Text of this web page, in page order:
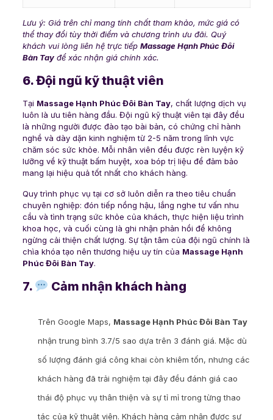
Lưu ý: Giá trên chỉ mang tính chất tham khảo, mức giá có
thể thay đổi tùy thời điểm và chương trình ưu đãi. Quý
khách vui lòng liên hệ trực tiếp Massage Hạnh Phúc Đôi
Bàn Tayđể xác nhận giá chính xác.
6. Đội ngũ kỹ thuật viên
Tại Massage Hạnh Phúc Đôi Bàn Tay, chất lượng dịch vụ
luôn là ưu tiên hàng đầu. Đội ngũ kỹ thuật viên tại đây đều
là những người được đào tạo bài bản, có chứng chỉ hành
nghề và dày dặn kinh nghiệm từ 2-5 năm trong lĩnh vực
chăm sóc sức khỏe. Mỗi nhân viên đều được rèn luyện kỹ
lưỡng về kỹ thuật bấm huyệt, xoa bóp trị liệu để đảm bảo
mang lại hiệu quả tốt nhất cho khách hàng.
Quy trình phục vụ tại cơ sở luôn diễn ra theo tiêu chuẩn
chuyên nghiệp: đón tiếp nồng hậu, lắng nghe tư vấn nhu
cầu và tình trạng sức khỏe của khách, thực hiện liệu trình
khoa học, và cuối cùng là ghi nhận phản hồi để không
ngừng cải thiện chất lượng. Sự tận tâm của đội ngũ chính là
chìa khóa tạo nên thương hiệu uy tín của Massage Hạnh
Phúc Đôi Bàn Tay.
7. Cảm nhận khách hàng
Trên Google Maps, Massage Hạnh Phúc Đôi Bàn Tay
nhận trung bình 3.7/5 sao dựa trên 3 đánh giá. Mặc dù
số lượng đánh giá công khai còn khiêm tốn, nhưng các
khách hàng đã trải nghiệm tại đây đều đánh giá cao
thái độ phục vụ thân thiện và sự tỉ mỉ trong từng thao
tác của kỹ thuật viên. Khách hàng cảm nhận được sự